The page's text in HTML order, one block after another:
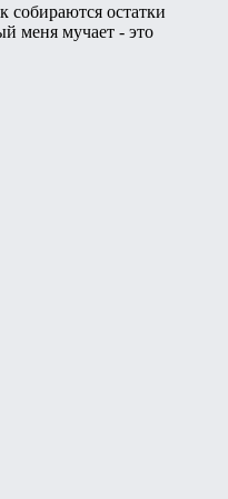
собираются остатки
меня мучает - это